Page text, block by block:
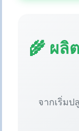
🌾 ผลิ
จากเริ่มป